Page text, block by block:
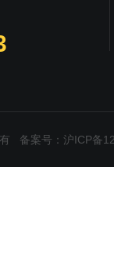
有 备案号：沪ICP备